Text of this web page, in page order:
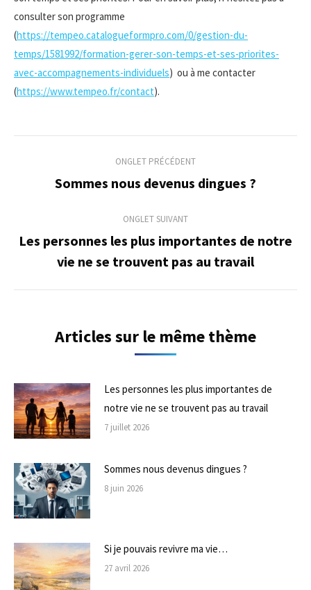
consulter son programme
(https://tempeo.catalogueformpro.com/0/gestion-du-
temps/1581992/formation-gerer-son-temps-et-ses-priorites-
avec-accompagnements-individuels) ou à me contacter
(https://www.tempeo.fr/contact).
commentaire
ONGLET PRÉCÉDENT
Onglet
Sommes nous devenus dingues ?
ONGLET SUIVANT
Onglet
suivant
Les personnes les plus importantes de notre
vie ne se trouvent pas au travail
Articles sur le même thème
Les personnes les plus importantes de
notre vie ne se trouvent pas au travail
7 juillet 2026
Sommes nous devenus dingues ?
8 juin 2026
Si je pouvais revivre ma vie…
27 avril 2026